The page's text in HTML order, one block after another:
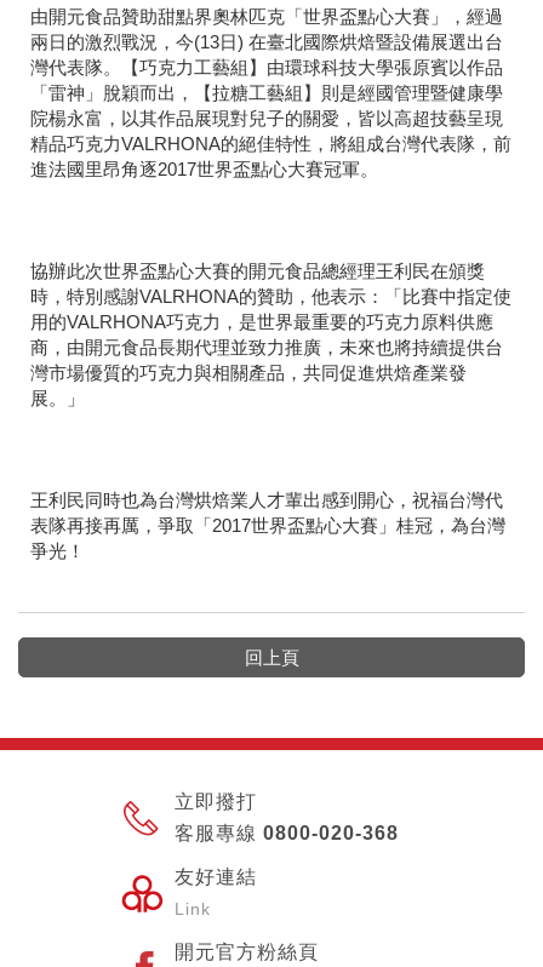
由開元食品贊助甜點界奧林匹克「世界盃點心大賽」，經過
兩日的激烈戰況，今(13日) 在臺北國際烘焙暨設備展選出台
灣代表隊。【巧克力工藝組】由環球科技大學張原賓以作品
「雷神」脫穎而出，【拉糖工藝組】則是經國管理暨健康學
院楊永富，以其作品展現對兒子的關愛，皆以高超技藝呈現
精品巧克力VALRHONA的絕佳特性，將組成台灣代表隊，前
進法國里昂角逐2017世界盃點心大賽冠軍。
協辦此次世界盃點心大賽的開元食品總經理王利民在頒獎
時，特別感謝VALRHONA的贊助，他表示：「比賽中指定使
用的VALRHONA巧克力，是世界最重要的巧克力原料供應
商，由開元食品長期代理並致力推廣，未來也將持續提供台
灣市場優質的巧克力與相關產品，共同促進烘焙產業發
展。」
王利民同時也為台灣烘焙業人才輩出感到開心，祝福台灣代
表隊再接再厲，爭取「2017世界盃點心大賽」桂冠，為台灣
爭光！
回上頁
立即撥打
客服專線 0800-020-368
友好連結
Link
開元官方粉絲頁